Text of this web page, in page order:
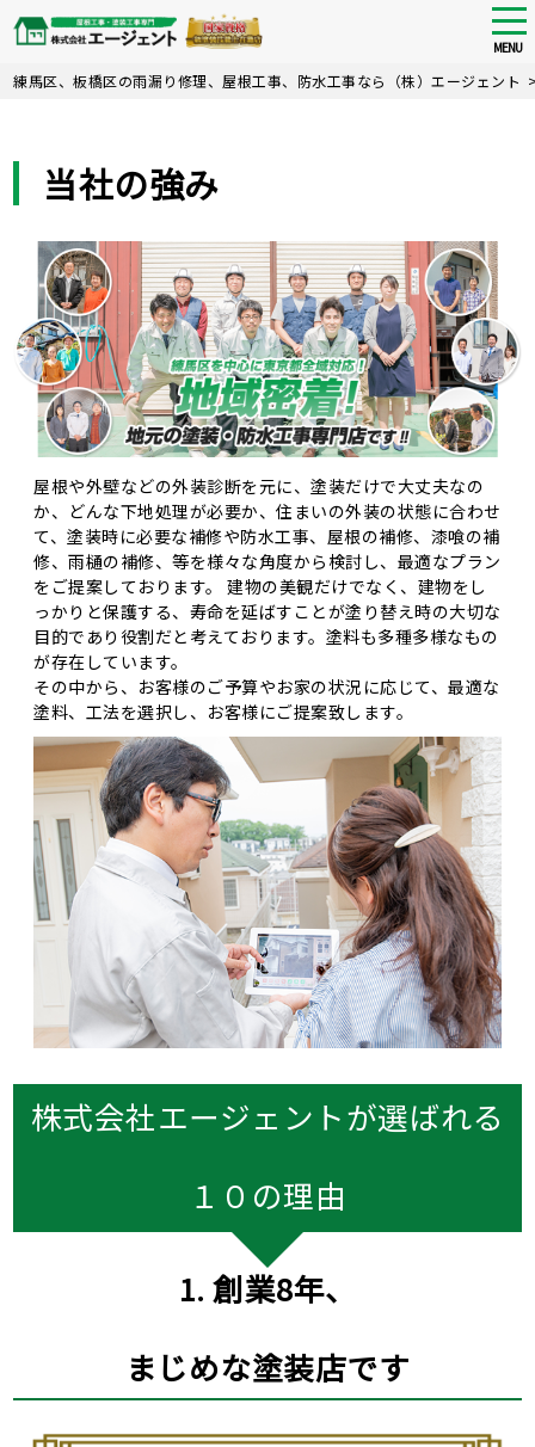
Skip
MENU
練馬区、板橋区の雨漏り修理、屋根工事、防水工事なら（株）エージェント
当社の強み
屋根や外壁などの外装診断を元に、塗装だけで大丈夫なの
か、どんな下地処理が必要か、住まいの外装の状態に合わせ
て、塗装時に必要な補修や防水工事、屋根の補修、漆喰の補
修、雨樋の補修、等を様々な角度から検討し、最適なプラン
をご提案しております。 建物の美観だけでなく、建物をし
っかりと保護する、寿命を延ばすことが塗り替え時の大切な
目的であり役割だと考えております。塗料も多種多様なもの
が存在しています。
その中から、お客様のご予算やお家の状況に応じて、最適な
塗料、工法を選択し、お客様にご提案致します。
株式会社エージェントが選ばれる
１０の理由
1. 創業8年、
まじめな塗装店です